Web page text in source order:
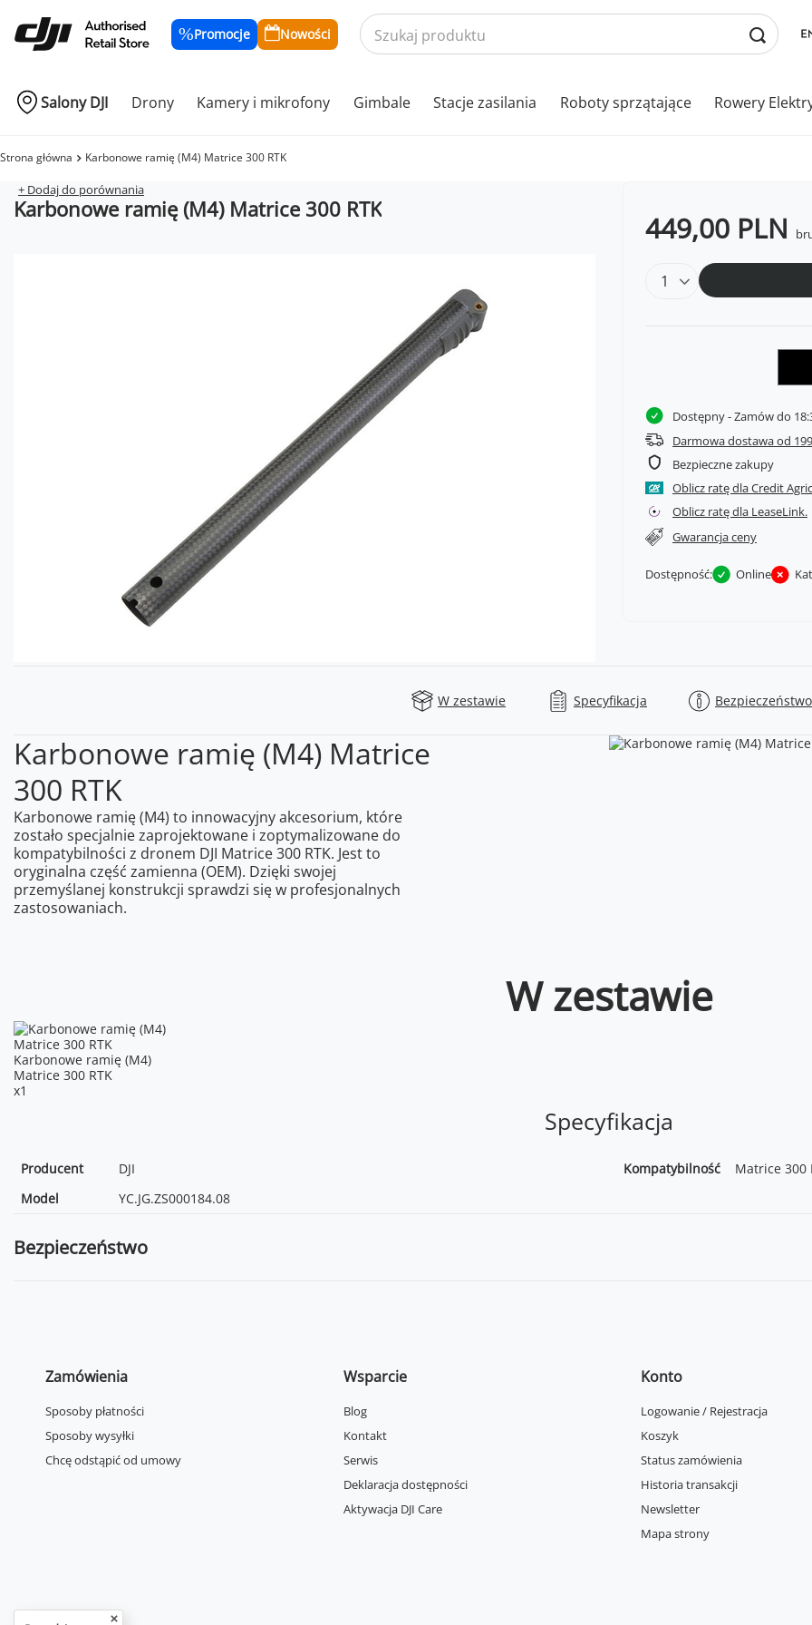
Promocje Nowości
Salony DJI Drony Kamery i mikrofony Gimbale Stacje zasilania Roboty sprzątające Rowery
Strona główna Karbonowe ramię (M4) Matrice 300 RTK
+ Dodaj do porównania
Karbonowe ramię (M4) Matrice 300 RTK
449,00 PLN
Dostępny- Zamów do
Darmowa dostawa od
Bezpieczne zakupy
Oblicz ratę dla Credit
Oblicz ratę dla LeaseLink.
Gwarancja ceny
Dostępność: Online
W zestawie Specyfikacja Bezpieczeństwo
Karbonowe ramię (M4) Matrice
300 RTK
Karbonowe ramię (M4) to innowacyjny akcesorium, które
zostało specjalnie zaprojektowane i zoptymalizowane do
kompatybilności z dronem DJI Matrice 300 RTK. Jest to
oryginalna część zamienna (OEM). Dzięki swojej
przemyślanej konstrukcji sprawdzi się w profesjonalnych
zastosowaniach.
W zestawie
Karbonowe ramię (M4)
Matrice 300 RTK
x1
Specyfikacja
Producent
DJI
Model
YC.JG.ZS000184.08
Kompatybilność Matrice 300
Bezpieczeństwo
Zamówienia
Sposoby płatności
Sposoby wysyłki
Chcę odstąpić od umowy
Wsparcie
Blog
Kontakt
Serwis
Deklaracja dostępności
Aktywacja DJI Care
Konto
Logowanie / Rejestracja
Koszyk
Status zamówienia
Historia transakcji
Newsletter
Mapa strony